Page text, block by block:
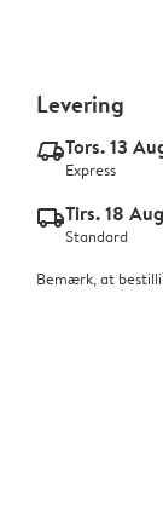
Levering
delivery_express_v2Tors. 13
Express
delivery_standard_v2Tirs. 18
Standard
Bemærk, at